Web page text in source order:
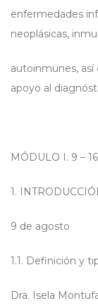
enfermedades
neoplásicas,
autoinmunes,
apoyo al
MÓDULO I. 9 –
1.
9 de agosto
1.1. Definición y
Dra. Isela